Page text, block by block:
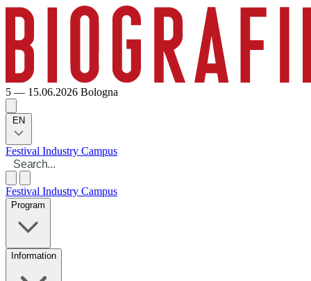
5 — 15.06.2026 Bologna
EN
Festival Industry Campus
Festival Industry Campus
Program
Information